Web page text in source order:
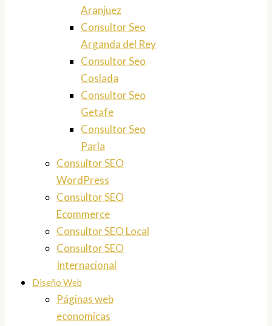
Aranjuez
Consultor Seo
Arganda del Rey
Consultor Seo
Coslada
Consultor Seo
Getafe
Consultor Seo
Parla
Consultor SEO
WordPress
Consultor SEO
Ecommerce
Consultor SEO Local
Consultor SEO
Internacional
Diseño Web
Páginas web
economicas